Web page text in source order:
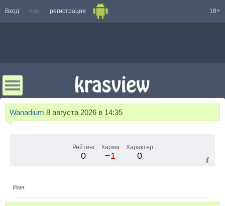
Вход или регистрация 18+
Wanadium 8 августа 2026 в 14:35
Рейтинг
0
Карма
−1
Характер
0
Имя: